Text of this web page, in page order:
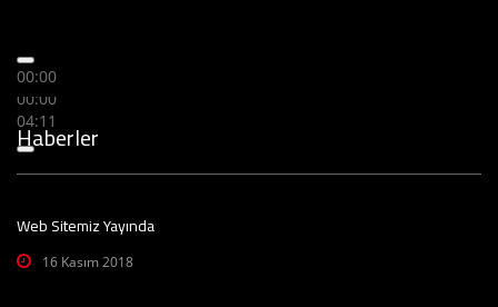
00:00
00:00
04:11
Haberler
Web Sitemiz Yayında
16 Kasım 2018